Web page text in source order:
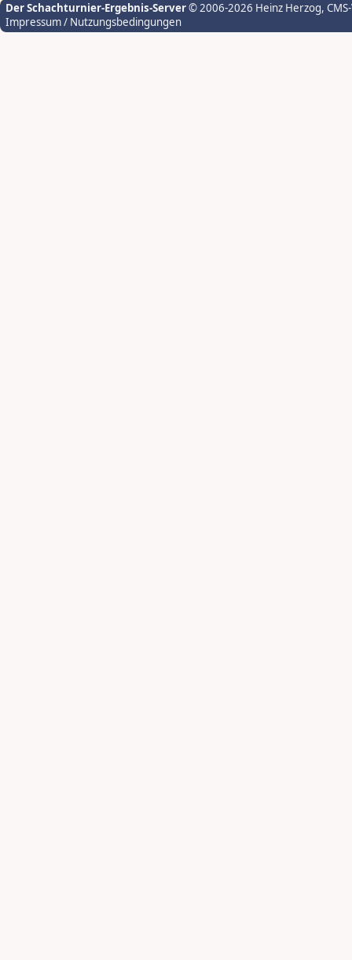
Der Schachturnier-Ergebnis-Server© 2006-2026 Heinz Herzog,
Impressum / Nutzungsbedingungen